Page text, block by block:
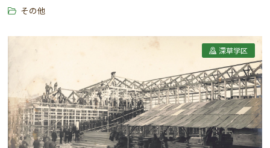
その他
深草学区